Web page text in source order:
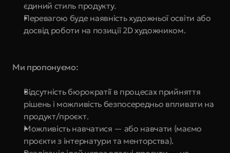
єдиний стиль продукту.
Перевагою буде наявність художньої освіти або
досвід роботи на позиції 2D художником.
Ми пропонуємо:
Відсутність бюрократії в процесах прийняття
рішень і можливість безпосередньо впливати на
продукт/проєкт.
Можливість навчатися — або навчати (маємо
проєкти з інтернатури та менторства).